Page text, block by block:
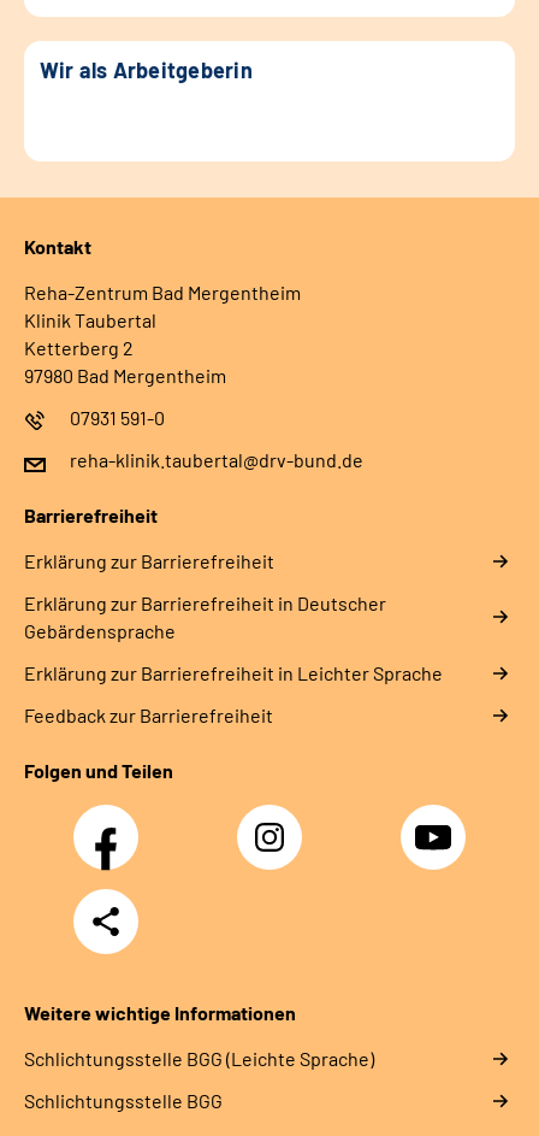
Wir als Arbeitgeberin
Kontakt
Reha-Zentrum Bad Mergentheim
Klinik Taubertal
Ketterberg 2
97980 Bad Mergentheim
07931 591-0
reha-klinik.taubertal@drv-bund.de
Barrierefreiheit
Erklärung zur Barrierefreiheit
Erklärung zur Barrierefreiheit in Deutscher
Gebärdensprache
Erklärung zur Barrierefreiheit in Leichter Sprache
Feedback zur Barrierefreiheit
Folgen und Teilen
Facebook Instagram YouTube
Teilen
Weitere wichtige Informationen
Schlich­tungs­stel­le BGG (Leichte Sprache)
Schlich­tungs­stel­le BGG